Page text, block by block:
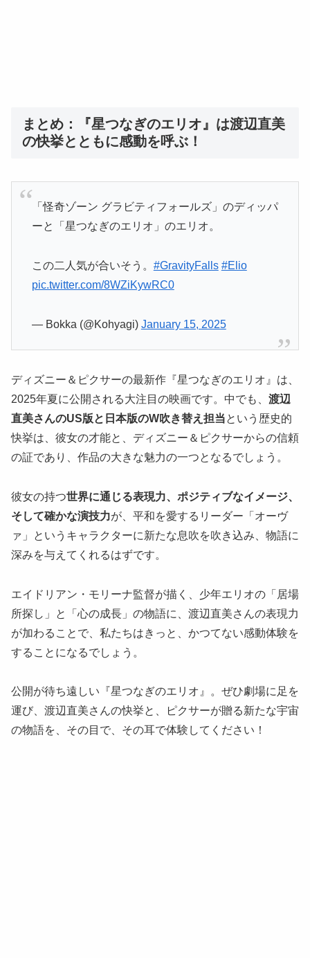
まとめ：『星つなぎのエリオ』は渡辺直美
の快挙とともに感動を呼ぶ！
「怪奇ゾーン グラビティフォールズ」のディッパ
ーと「星つなぎのエリオ」のエリオ。
この二人気が合いそう。 #GravityFalls #Elio
pic.twitter.com/8WZiKywRC0
— Bokka (@Kohyagi) January 15, 2025
ディズニー＆ピクサーの最新作『星つなぎのエリオ』は、
2025年夏に公開される大注目の映画です。中でも、 渡辺
直美さんのUS版と日本版のW吹き替え担当という歴史的
快挙は、彼女の才能と、ディズニー＆ピクサーからの信頼
の証であり、作品の大きな魅力の一つとなるでしょう。
彼女の持つ世界に通じる表現力、ポジティブなイメージ、
そして確かな演技力が、平和を愛するリーダー「オーヴ
ァ」というキャラクターに新たな息吹を吹き込み、物語に
深みを与えてくれるはずです。
エイドリアン・モリーナ監督が描く、少年エリオの「居場
所探し」と「心の成長」の物語に、渡辺直美さんの表現力
が加わることで、私たちはきっと、かつてない感動体験を
することになるでしょう。
公開が待ち遠しい『星つなぎのエリオ』。ぜひ劇場に足を
運び、渡辺直美さんの快挙と、ピクサーが贈る新たな宇宙
の物語を、その目で、その耳で体験してください！